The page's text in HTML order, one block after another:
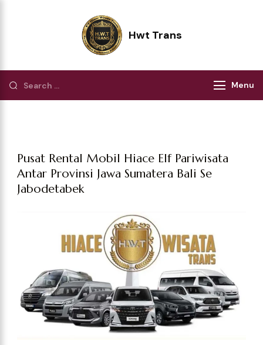
Hwt Trans
Menu
Pusat Rental Mobil Hiace Elf Pariwisata
Antar Provinsi Jawa Sumatera Bali Se
Jabodetabek